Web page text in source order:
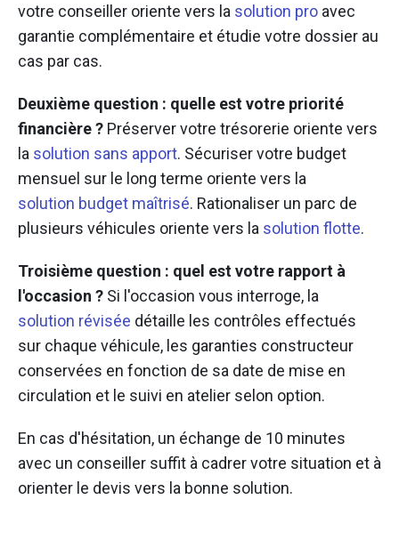
votre conseiller oriente vers la solution pro avec
garantie complémentaire et étudie votre dossier au
cas par cas.
Deuxième question : quelle est votre priorité
financière ? Préserver votre trésorerie oriente vers
la solution sans apport. Sécuriser votre budget
mensuel sur le long terme oriente vers la
solution budget maîtrisé. Rationaliser un parc de
plusieurs véhicules oriente vers la solution flotte.
Troisième question : quel est votre rapport à
l'occasion ? Si l'occasion vous interroge, la
solution révisée détaille les contrôles effectués
sur chaque véhicule, les garanties constructeur
conservées en fonction de sa date de mise en
circulation et le suivi en atelier selon option.
En cas d'hésitation, un échange de 10 minutes
avec un conseiller suffit à cadrer votre situation et à
orienter le devis vers la bonne solution.